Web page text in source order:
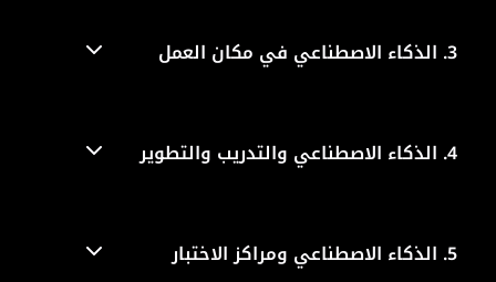
3. الذكاء الاصطناعي في مكان العمل
4. الذكاء الاصطناعي والتدريب والتطوير
5. الذكاء الاصطناعي ومراكز الاختبار